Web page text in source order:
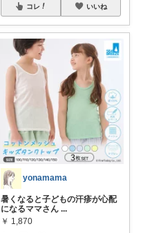
コレ いいね
yonamama
暑くなると子どもの汗疹が心配
になるママさん ...
￥ 1,870